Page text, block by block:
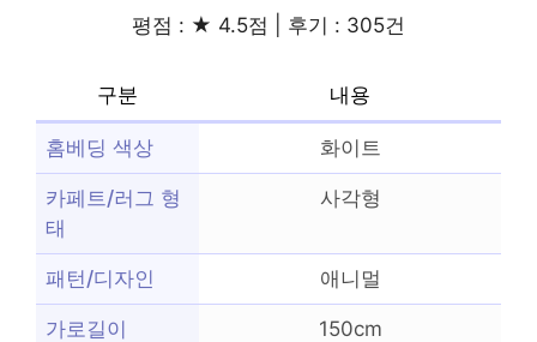
평점 : ★ 4.5점 | 후기 : 305건
구분 내용
홈베딩 색상 화이트
카페트/러그 형
태
사각형
패턴/디자인 애니멀
가로길이 150cm